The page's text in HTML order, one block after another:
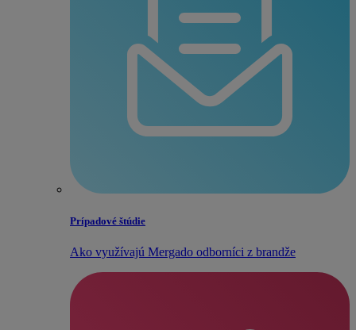
Prípadové štúdie
Ako využívajú Mergado odborníci z brandže